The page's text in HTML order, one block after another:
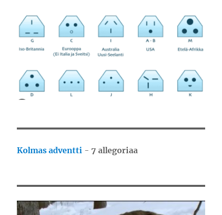
Kolmas adventti -7 allegoriaa